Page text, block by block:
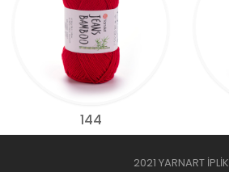
144
2021 YARNART İPLİK